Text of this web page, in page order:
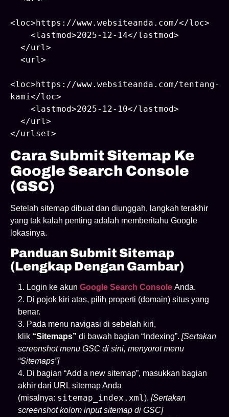
<loc>https://www.websiteanda.com/</loc>
<loc>https://www.websiteanda.com/tentang-
kami</loc>
Cara Submit Sitemap Ke
Google Search Console
(GSC)
Setelah sitemap dibuat dan diunggah, langkah terakhir
yang tak kalah penting adalah memberitahu Google
lokasinya.
Panduan Submit Sitemap
(Lengkap Dengan Gambar)
Login ke akun Google Search Console Anda.
Di pojok kiri atas, pilih properti (domain) situs yang
benar.
Pada menu navigasi di sebelah kiri,
klik “Sitemaps” di bawah bagian “Indexing”. [Sertakan
screenshot menu GSC di sini, menyorot menu
“Sitemaps”]
Di bagian “Add a new sitemap”, masukkan bagian
akhir dari URL sitemap Anda
(misalnya: sitemap_index.xml). [Sertakan
screenshot kolom input sitemap di GSC]